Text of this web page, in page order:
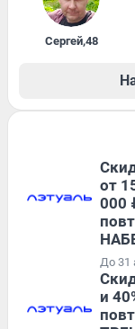
Сергей,48
от
000
До 31
и